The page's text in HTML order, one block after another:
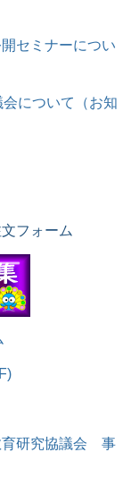
セミナーについ
について（お知
フォーム
研究協議会 事